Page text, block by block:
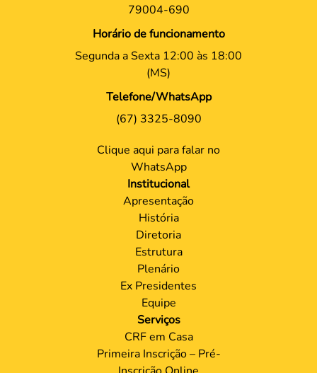
79004-690
Horário de funcionamento
Segunda a Sexta 12:00 às 18:00
(MS)
Telefone/WhatsApp
(67) 3325-8090
Clique aqui para falar no
WhatsApp
Institucional
Apresentação
História
Diretoria
Estrutura
Plenário
Ex Presidentes
Equipe
Serviços
CRF em Casa
Primeira Inscrição – Pré-